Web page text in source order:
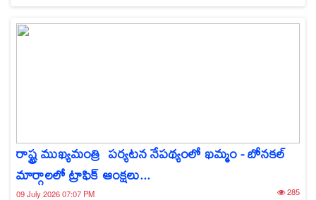
రాష్ట్ర ముఖ్యమంత్రి పర్యటన నేపథ్యంలో ఖమ్మం - బోనకల్
మార్గాలలో ట్రాఫిక్ ఆంక్షలు...
09 July 2026 07:07 PM 285